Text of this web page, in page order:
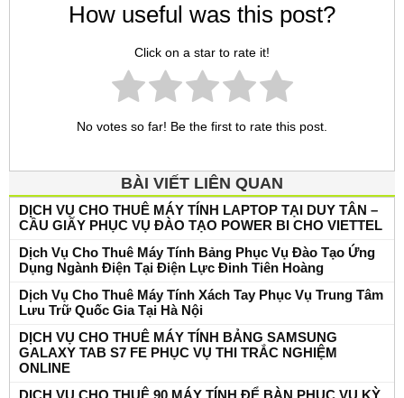
How useful was this post?
Click on a star to rate it!
No votes so far! Be the first to rate this post.
BÀI VIẾT LIÊN QUAN
DỊCH VỤ CHO THUÊ MÁY TÍNH LAPTOP TẠI DUY TÂN –
CẦU GIẤY PHỤC VỤ ĐÀO TẠO POWER BI CHO VIETTEL
Dịch Vụ Cho Thuê Máy Tính Bảng Phục Vụ Đào Tạo Ứng
Dụng Ngành Điện Tại Điện Lực Đinh Tiên Hoàng
Dịch Vụ Cho Thuê Máy Tính Xách Tay Phục Vụ Trung Tâm
Lưu Trữ Quốc Gia Tại Hà Nội
DỊCH VỤ CHO THUÊ MÁY TÍNH BẢNG SAMSUNG
GALAXY TAB S7 FE PHỤC VỤ THI TRẮC NGHIỆM
ONLINE